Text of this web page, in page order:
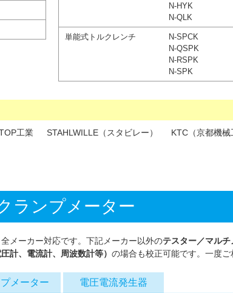
N-HYK
N-QLK
単能式トルクレンチ
N-SPCK
N-QSPK
N-RSPK
N-SPK
工業 STAHLWILLE（スタビレー） KTC（京都機械
ランプメーター
メーカー対応です。下記メーカー以外のテスター／マル
計、電流計、周波数計等） の場合も校正可能です。一度ご
メーター 電圧電流発生器